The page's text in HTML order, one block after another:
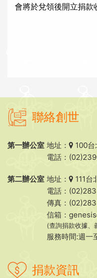
會將於兌領後開立捐款
聯絡創世
第一辦公室 地址：
100
電話：
第二辦公室 地址：
111
電話：
傳真：
信箱：
(查詢捐款收據、
服務時間:週一
捐款資訊